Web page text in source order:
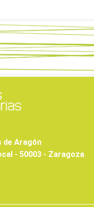
de Aragón
- 50003 - Zaragoza